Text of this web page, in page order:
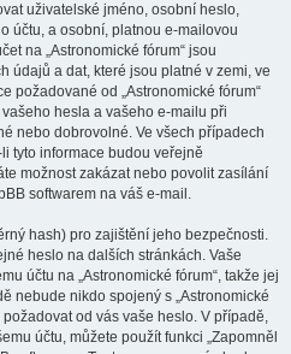
uživatelské jméno, osobní heslo,
účtu, a osobní, platnou e-mailovou
na „Astronomické fórum“ jsou
údajů a dat, které jsou platné v zemi, ve
požadované od „Astronomické fórum“
hesla a vašeho e-mailu při
nebo dobrovolné. Ve všech případech
tyto informace budou veřejně
možnost zakázat nebo povolit zasílání
softwarem na váš e-mail.
hash) pro zajištění jeho bezpečnosti.
heslo na dalších stránkách. Vaše
účtu na „Astronomické fórum“, takže jej
nebude nikdo spojený s „Astronomické
od vás vaše heslo. V případě,
účtu, můžete použít funkci „Zapomněl